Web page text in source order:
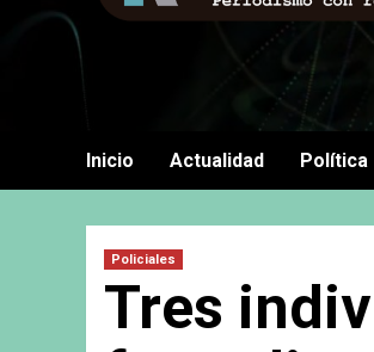
Inicio Actualidad Política
Policiales
Tres